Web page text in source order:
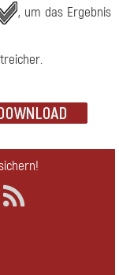
, um das Ergebnis